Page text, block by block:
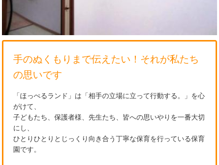
手のぬくもりまで伝えたい！それが私たち
の思いです
「ほっぺるランド」は「相手の立場に立って行動する。」を心
がけて、
子どもたち、保護者様、先生たち、皆への思いやりを一番大切
にし、
ひとりひとりとじっくり向き合う丁寧な保育を行っている保育
園です。